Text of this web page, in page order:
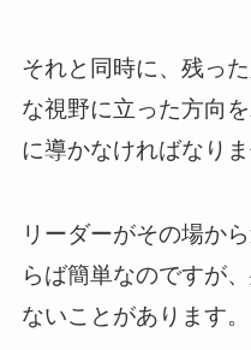
それと同時に、残っ
な視野に立った方向
に導かなければなりま
リーダーがその場か
らば簡単なのですが
ないことがあります。